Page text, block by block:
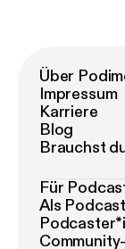
Über
Impressum
Karriere
Blog
Brauchst
Für
Als